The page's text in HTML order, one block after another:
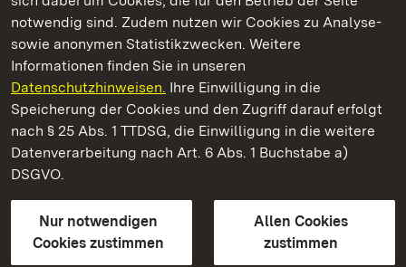
notwendig sind. Zudem nutzen wir Cookies zu Analyse-
sowie anonymen Statistikzwecken. Weitere
Informationen finden Sie in unseren
Datenschutzhinweisen. Ihre Einwilligung in die
Speicherung der Cookies und den Zugriff darauf erfolgt
nach § 25 Abs. 1 TTDSG, die Einwilligung in die weitere
Datenverarbeitung nach Art. 6 Abs. 1 Buchstabe a)
DSGVO.
Nur notwendigen
Cookies zustimmen
Allen Cookies
zustimmen
Residenzschloss Ludwigsburg
Staatliche Schlösser und Gärten Baden-Württemberg
Kontakt
GebärdenspracheLeichte Sprache
Erklärung zur Barrierefreiheit
BITV-konform (geprüfte Seiten)